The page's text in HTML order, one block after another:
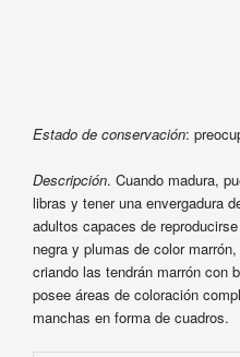
Estado de conservación:
Descripción. Cuando madura,
libras y tener una envergadura
adultos capaces de
negra y plumas de color
criando las tendrán marrón con
posee áreas de coloración
manchas en forma de cuadros.